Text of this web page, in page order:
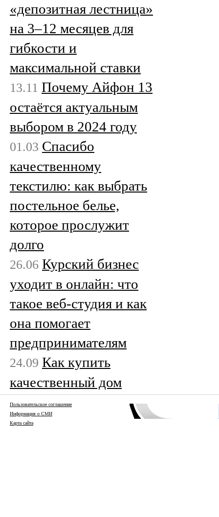
«депозитная лестница»
на 3–12 месяцев для
гибкости и
максимальной ставки
13.11 Почему Айфон 13
остаётся актуальным
выбором в 2024 году
01.03 Спасибо
качественному
текстилю: как выбрать
постельное белье,
которое прослужит
долго
26.06 Курский бизнес
уходит в онлайн: что
такое веб-студия и как
она помогает
предпринимателям
24.09 Как купить
качественный дом
Пользовательское соглашение
Информация о СМИ
Карта сайта